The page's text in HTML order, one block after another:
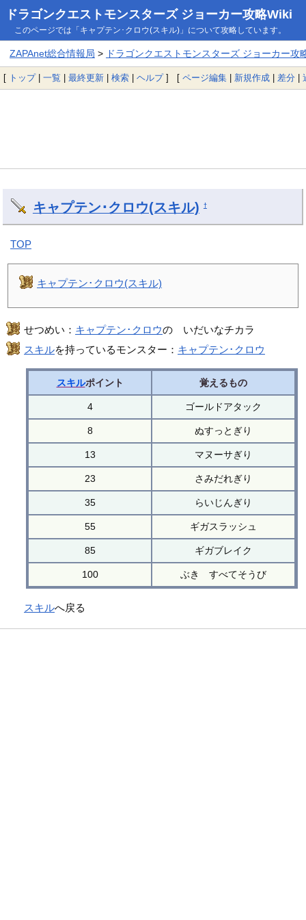
ドラゴンクエストモンスターズ ジョーカー攻略Wiki
このページでは「キャプテン･クロウ(スキル)」について攻略しています。
ZAPAnet総合情報局 > ドラゴンクエストモンスターズ ジョーカー攻
[ トップ| 一覧 | 最終更新 | 検索 | ヘルプ] [ ページ編集 | 新規作成 | 差分 |
キャプテン･クロウ(スキル) †
TOP
キャプテン･クロウ(スキル)
せつめい： キャプテン･クロウの いだいなチカラ
スキルを持っているモンスター： キャプテン･クロウ
スキルポイント 覚えるもの
4 ゴールドアタック
8 ぬすっとぎり
13 マヌーサぎり
23 さみだれぎり
35 らいじんぎり
55 ギガスラッシュ
85 ギガブレイク
100 ぶき すべてそうび
スキルへ戻る